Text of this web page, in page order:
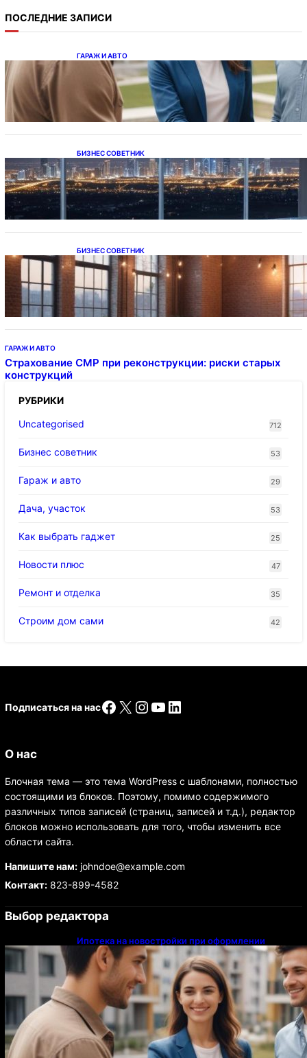
ПОСЛЕДНИЕ ЗАПИСИ
ГАРАЖ И АВТО
Ипотека на новостройки при оформлении
напрямую у застройщика
БИЗНЕС СОВЕТНИК
Каталог светодиодных светильников и
LED-освещения в Казахстане
БИЗНЕС СОВЕТНИК
Подвесные светодиодные светильники на
ГАРАЖ И АВТО
Страхование СМР при реконструкции: риски старых
конструкций
РУБРИКИ
Uncategorised
712
Бизнес советник 53
Гараж и авто 29
Дача, участок 53
Как выбрать гаджет 25
Новости плюс 47
Ремонт и отделка 35
Строим дом сами 42
Подписаться на насFacebook
X Instagram
YouTube
LinkedIn
О нас
Блочная тема — это тема WordPress с шаблонами, полностью
состоящими из блоков. Поэтому, помимо содержимого
различных типов записей (страниц, записей и т.д.), редактор
блоков можно использовать для того, чтобы изменить все
области сайта.
Напишите нам:johndoe@example.com
Контакт:823-899-4582
Выбор редактора
Ипотека на новостройки при оформлении
напрямую у застройщика